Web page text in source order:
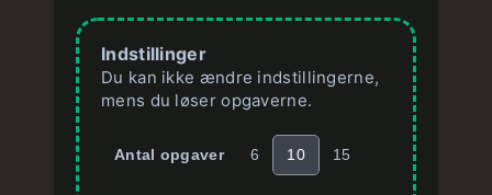
Indstillinger
Du kan ikke ændre indstillingerne,
mens du løser opgaverne.
Antal opgaver 6 10 15